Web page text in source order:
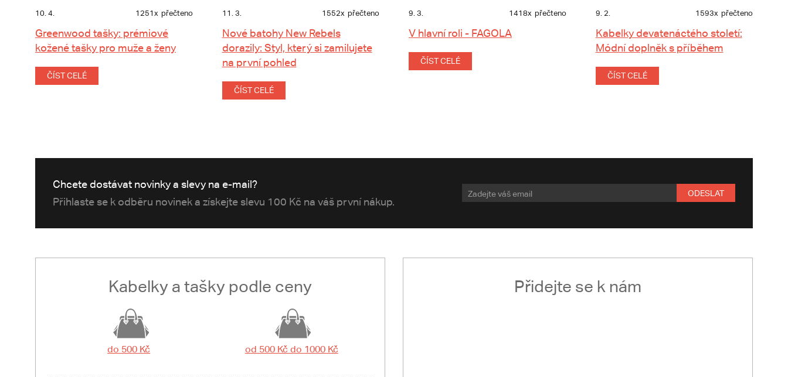
10. 4. 1251x přečteno
Greenwood tašky: prémiové
kožené tašky pro muže a ženy
ČÍST CELÉ
11. 3. 1552x přečteno
Nové batohy New Rebels
dorazily: Styl, který si zamilujete
na první pohled
ČÍST CELÉ
9. 3. 1418x přečteno
V hlavní roli - FAGOLA
ČÍST CELÉ
9. 2. 1593x přečteno
Kabelky devatenáctého století:
Módní doplněk s příběhem
ČÍST CELÉ
Chcete dostávat novinky a slevy na e-mail?
Přihlaste se k odběru novinek a získejte slevu 100 Kč na váš první nákup.
ODESLAT
Kabelky a tašky podle ceny
do 500 Kč od 500 Kč do 1000 Kč
Přidejte se k nám